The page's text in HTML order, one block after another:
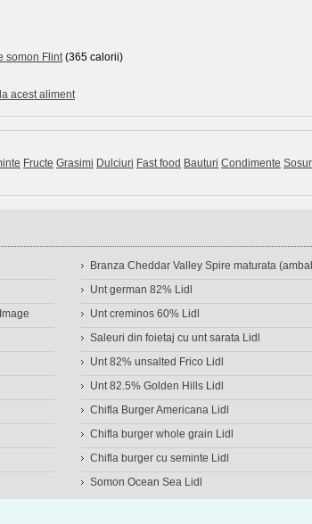
somon Flint(365 calorii)
acest aliment
Fructe Grasimi Dulciuri Fast food Bauturi Condimente
Branza Cheddar Valley Spire maturata
Unt german 82% Lidl
Unt creminos 60% Lidl
Saleuri din foietaj cu unt sarata Lidl
Unt 82% unsalted Frico Lidl
Unt 82.5% Golden Hills Lidl
Chifla Burger Americana Lidl
Chifla burger whole grain Lidl
Chifla burger cu seminte Lidl
Somon Ocean Sea Lidl